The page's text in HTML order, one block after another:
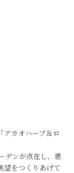
アカオハーブ＆ロ
デンが点在し、恵
望をつくりあげて